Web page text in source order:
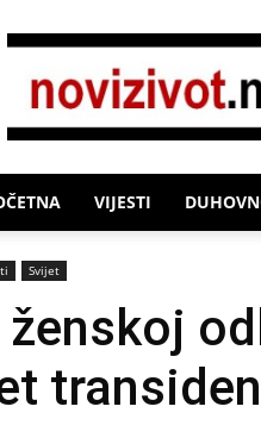
Novi
VIJESTI
Svijet
ženskoj